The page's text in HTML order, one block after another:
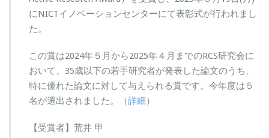
にNICTイノベーションセンターにて表彰式が行われまし
た。
この賞は2024年５月から2025年４月までのRCS研究会に
おいて、35歳以下の若手研究者が発表した論文のうち、
特に優れた論文に対して与えられる賞です。今年度は５
名が選出されました。（詳細）
【受賞者】荒井 甲